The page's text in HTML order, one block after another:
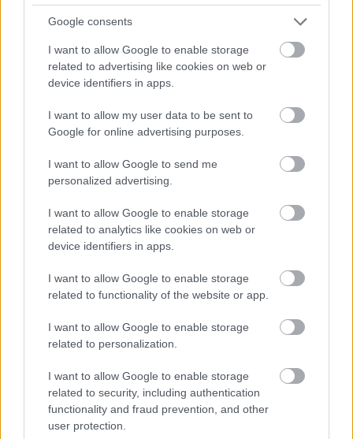
Google consents
I want to allow Google to enable storage
related to advertising like cookies on web or
device identifiers in apps.
I want to allow my user data to be sent to
Google for online advertising purposes.
I want to allow Google to send me
personalized advertising.
I want to allow Google to enable storage
related to analytics like cookies on web or
device identifiers in apps.
I want to allow Google to enable storage
related to functionality of the website or app.
I want to allow Google to enable storage
related to personalization.
I want to allow Google to enable storage
related to security, including authentication
functionality and fraud prevention, and other
user protection.
A vizes vb jól sikerült sportszakmailag, de
mégis a hatalmas költségekről és üzleti
botrányokról lett emlékezetes.
tervezett 25 milliárdos büdzsét, és végül több
mint 100 milliárd adóforintba került.
A lefoglalt hotelszobák üresen álltak, a
reklámmilliárdokból országimázs helyett a
kormánymédia épült, és 230 millióért csináltak
egy 3 perces videót – írta a G7. Utólag fény
derült rá, hogy ebből jutott Balogh Sándor